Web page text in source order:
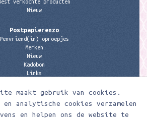
maakt gebruik van cookies.
analytische cookies verzamelen
en helpen ons de website te
verkochte producten
Nieuw
Postpapierenzo
Penvriend(in) oproepjes
Merken
Nieuw
Kadobon
Links
Contactgegevens
Meerleuks
anita@meerleuks.nl
06 – 107 163 36